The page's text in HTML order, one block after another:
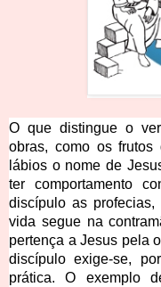
O que distingue o
obras, como os
lábios o nome de
ter comportamento
discípulo as
vida segue na
pertença a Jesus pela
discípulo exige-se,
prática. O exemplo